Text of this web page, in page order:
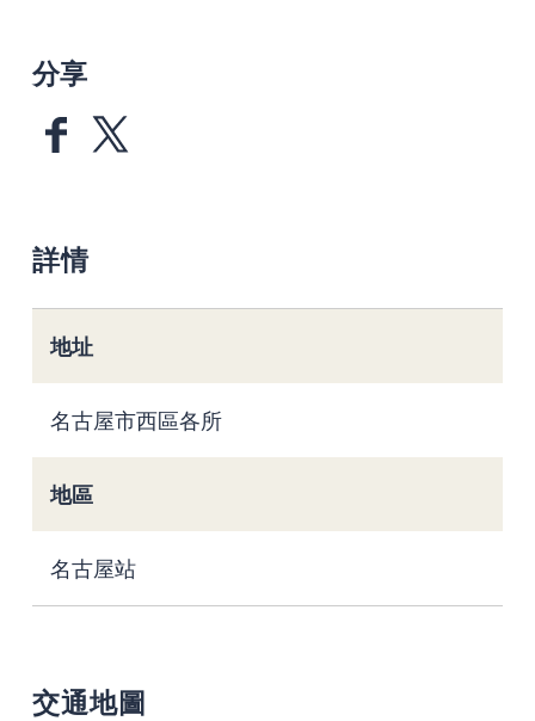
分享
詳情
地址
名古屋市西區各所
地區
名古屋站
交通地圖